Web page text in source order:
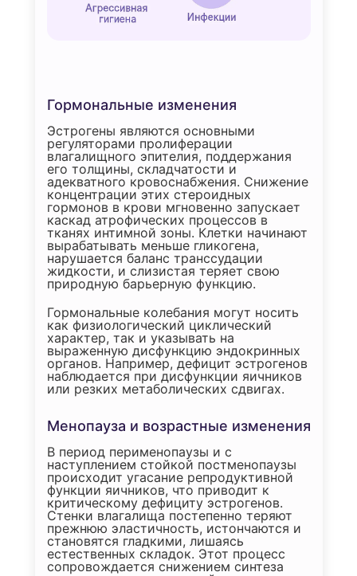
Гормональные изменения
Эстрогены являются основными
регуляторами пролиферации
влагалищного эпителия, поддержания
его толщины, складчатости и
адекватного кровоснабжения. Снижение
концентрации этих стероидных
гормонов в крови мгновенно запускает
каскад атрофических процессов в
тканях интимной зоны. Клетки начинают
вырабатывать меньше гликогена,
нарушается баланс транссудации
жидкости, и слизистая теряет свою
природную барьерную функцию.
Гормональные колебания могут носить
как физиологический циклический
характер, так и указывать на
выраженную дисфункцию эндокринных
органов. Например, дефицит эстрогенов
наблюдается при дисфункции яичников
или резких метаболических сдвигах.
Менопауза и возрастные изменения
В период перименопаузы и с
наступлением стойкой постменопаузы
происходит угасание репродуктивной
функции яичников, что приводит к
критическому дефициту эстрогенов.
Стенки влагалища постепенно теряют
прежнюю эластичность, истончаются и
становятся гладкими, лишаясь
естественных складок. Этот процесс
сопровождается снижением синтеза